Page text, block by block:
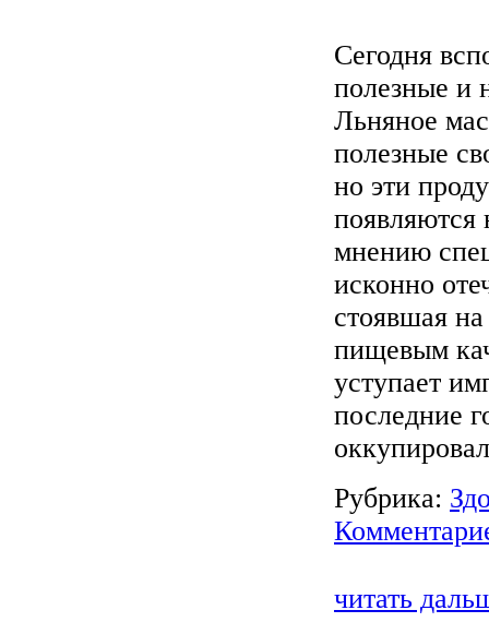
Сегодня
полезные и
Льняное
полезные
но эти
мнению
исконно
стоявшая
пищевым
уступает
последние
Рубрика:
читать